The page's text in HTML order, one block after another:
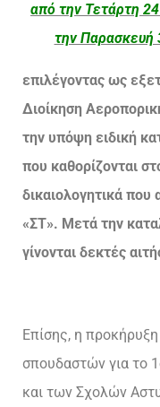
από την Τετάρτη
την Παρασκευή
επιλέγοντας ως
Διοίκηση
την υπόψη ειδική
που καθορίζονται
δικαιολογητικά
«ΣΤ». Μετά την
γίνονται δεκτές
Επίσης, η
σπουδαστών για το
και των Σχολών